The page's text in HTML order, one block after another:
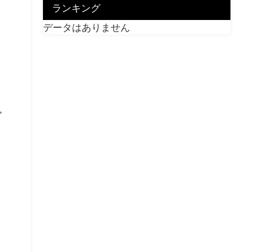
ランキング
データはありません